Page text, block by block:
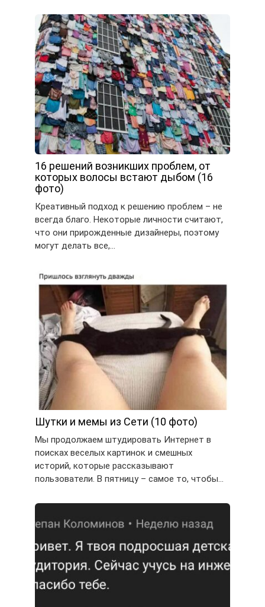
16 решений возникших проблем, от
которых волосы встают дыбом (16
фото)
Креативный подход к решению проблем – не
всегда благо. Некоторые личности считают,
что они прирожденные дизайнеры, поэтому
могут делать все,…
Шутки и мемы из Сети (10 фото)
Мы продолжаем штудировать Интернет в
поисках веселых картинок и смешных
историй, которые рассказывают
пользователи. В пятницу – самое то, чтобы…